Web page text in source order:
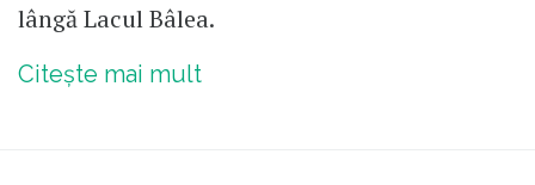
lângă Lacul Bâlea.
Citește mai mult